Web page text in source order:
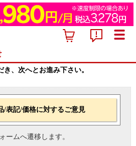
、次へとお進み下さい。
/表記/価格に対するご意見
ームへ遷移します。